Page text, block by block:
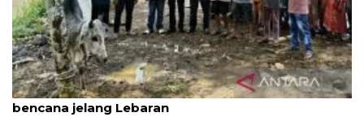
Gubernur Sumut beri bantuan 10 sapi bagi korban
bencana jelang Lebaran